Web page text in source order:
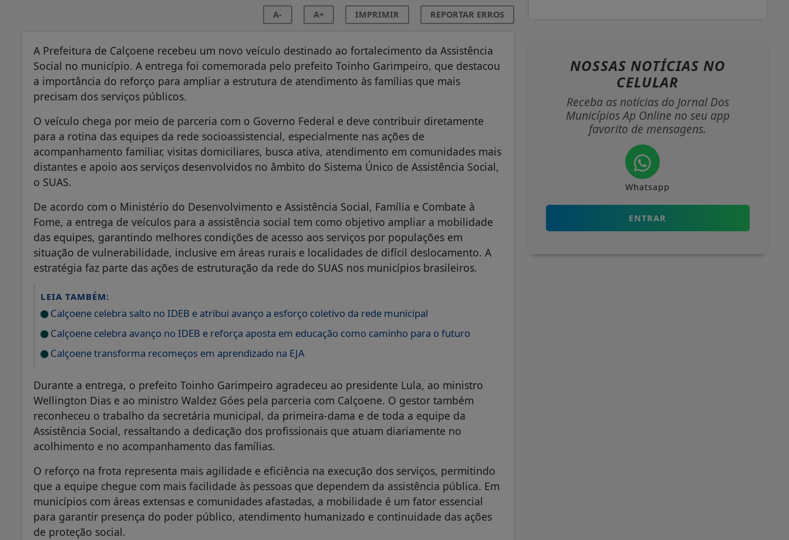
A- A+ IMPRIMIR REPORTAR ERROS
A Prefeitura de Calçoene recebeu um novo veículo destinado ao fortalecimento da Assistência
Social no município. A entrega foi comemorada pelo prefeito Toinho Garimpeiro, que destacou
a importância do reforço para ampliar a estrutura de atendimento às famílias que mais
precisam dos serviços públicos.
O veículo chega por meio de parceria com o Governo Federal e deve contribuir diretamente
para a rotina das equipes da rede socioassistencial, especialmente nas ações de
acompanhamento familiar, visitas domiciliares, busca ativa, atendimento em comunidades mais
distantes e apoio aos serviços desenvolvidos no âmbito do Sistema Único de Assistência Social,
o SUAS.
De acordo com o Ministério do Desenvolvimento e Assistência Social, Família e Combate à
Fome, a entrega de veículos para a assistência social tem como objetivo ampliar a mobilidade
das equipes, garantindo melhores condições de acesso aos serviços por populações em
situação de vulnerabilidade, inclusive em áreas rurais e localidades de difícil deslocamento. A
estratégia faz parte das ações de estruturação da rede do SUAS nos municípios brasileiros.
LEIA TAMBÉM:
Calçoene celebra salto no IDEB e atribui avanço a esforço coletivo da rede municipal
Calçoene celebra avanço no IDEB e reforça aposta em educação como caminho para o futuro
Calçoene transforma recomeços em aprendizado na EJA
Durante a entrega, o prefeito Toinho Garimpeiro agradeceu ao presidente Lula, ao ministro
Wellington Dias e ao ministro Waldez Góes pela parceria com Calçoene. O gestor também
reconheceu o trabalho da secretária municipal, da primeira-dama e de toda a equipe da
Assistência Social, ressaltando a dedicação dos profissionais que atuam diariamente no
acolhimento e no acompanhamento das famílias.
O reforço na frota representa mais agilidade e eficiência na execução dos serviços, permitindo
que a equipe chegue com mais facilidade às pessoas que dependem da assistência pública. Em
municípios com áreas extensas e comunidades afastadas, a mobilidade é um fator essencial
para garantir presença do poder público, atendimento humanizado e continuidade das ações
de proteção social.
NOSSAS NOTÍCIAS NO
CELULAR
Receba as notícias do Jornal Dos
Municípios Ap Online no seu app
favorito de mensagens.
Whatsapp
ENTRAR